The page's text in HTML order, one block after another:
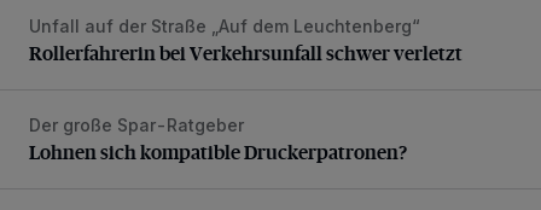
Rollerfahrerin bei Verkehrsunfall schwer verletzt
Unfall auf der Straße „Auf dem Leuchtenberg“
Rollerfahrerin bei Verkehrsunfall schwer verletzt
Lohnen sich kompatible Druckerpatronen?
Der große Spar-Ratgeber
Lohnen sich kompatible Druckerpatronen?